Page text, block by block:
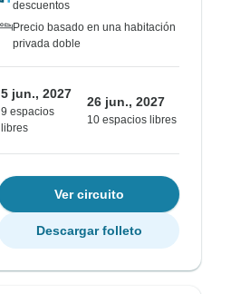
descuentos
Precio basado en una habitación
privada doble
5 jun., 2027
9 espacios
libres
26 jun., 2027
10 espacios libres
Ver circuito
Descargar folleto